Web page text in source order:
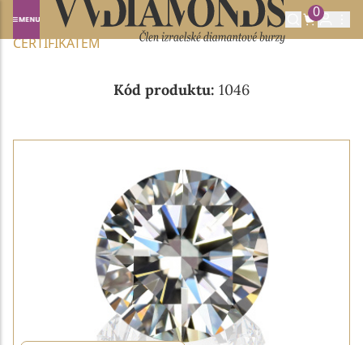
0
Domů NABÍDKA DIAMANTŮ
0.24CT F/SI1 S EGL
CERTIFIKÁTEM
Kód produktu: 1046